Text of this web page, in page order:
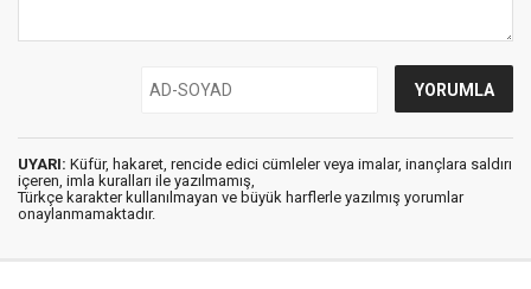
UYARI: Küfür, hakaret, rencide edici cümleler veya imalar, inançlara saldırı
içeren, imla kuralları ile yazılmamış,
Türkçe karakter kullanılmayan ve büyük harflerle yazılmış yorumlar
onaylanmamaktadır.